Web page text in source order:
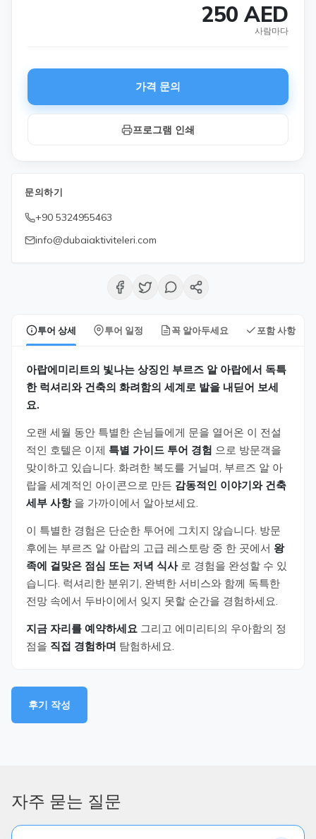
투어 상세 투어 일정 꼭 알아두세요 포함 사항
아랍에미리트의 빛나는 상징인 부르즈 알 아랍에서 독특
한 럭셔리와 건축의 화려함의 세계로 발을 내딛어 보세
요.
오랜 세월 동안 특별한 손님들에게 문을 열어온 이 전설
적인 호텔은 이제 특별 가이드 투어 경험 으로 방문객을
맞이하고 있습니다. 화려한 복도를 거닐며, 부르즈 알 아
랍을 세계적인 아이콘으로 만든 감동적인 이야기와 건축
세부 사항을 가까이에서 알아보세요.
이 특별한 경험은 단순한 투어에 그치지 않습니다. 방문
후에는 부르즈 알 아랍의 고급 레스토랑 중 한 곳에서 왕
족에 걸맞은 점심 또는 저녁 식사로 경험을 완성할 수 있
습니다. 럭셔리한 분위기, 완벽한 서비스와 함께 독특한
전망 속에서 두바이에서 잊지 못할 순간을 경험하세요.
지금 자리를 예약하세요 그리고 에미리티의 우아함의 정
점을 직접 경험하며 탐험하세요.
후기 작성
250 AED
사람마다
가격 문의
프로그램 인쇄
문의하기
+90 5324955463
info@dubaiaktiviteleri.com
자주 묻는 질문